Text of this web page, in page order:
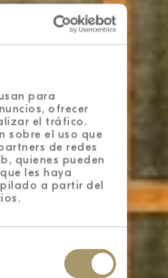
para
ofrecer
el tráfico.
sobre el uso que
de redes
quienes pueden
les haya
a partir del